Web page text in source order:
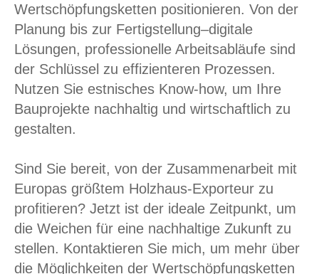
Wertschöpfungsketten positionieren. Von der
Planung bis zur Fertigstellung–digitale
Lösungen, professionelle Arbeitsabläufe sind
der Schlüssel zu effizienteren Prozessen.
Nutzen Sie estnisches Know-how, um Ihre
Bauprojekte nachhaltig und wirtschaftlich zu
gestalten.
Sind Sie bereit, von der Zusammenarbeit mit
Europas größtem Holzhaus-Exporteur zu
profitieren? Jetzt ist der ideale Zeitpunkt, um
die Weichen für eine nachhaltige Zukunft zu
stellen. Kontaktieren Sie mich, um mehr über
die Möglichkeiten der Wertschöpfungsketten